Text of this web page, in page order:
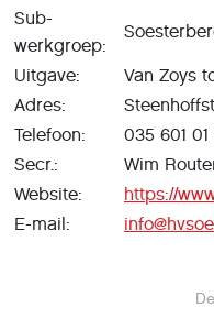
Sub-
werkgroep:
Uitgave:
Van Zoys
Adres:
Telefoon:
035 601 01
Secr.:
Wim
Website:
https://
E-mail: